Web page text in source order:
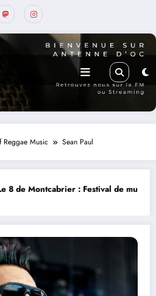
Reggae Music Sean Paul
musique classique le 8 et 9 août La